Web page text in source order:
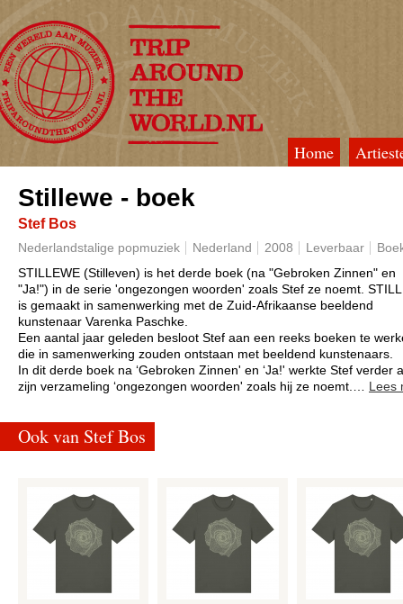
Home
Stillewe - boek
Stef Bos
Nederlandstalige popmuziek Nederland 2008 Leverbaar
STILLEWE (Stilleven) is het derde boek (na "Gebroken Zinnen" en
"Ja!") in de serie 'ongezongen woorden' zoals Stef ze noemt.
is gemaakt in samenwerking met de Zuid-Afrikaanse beeldend
kunstenaar Varenka Paschke.
Een aantal jaar geleden besloot Stef aan een reeks boeken te
die in samenwerking zouden ontstaan met beeldend kunstenaars.
In dit derde boek na ‘Gebroken Zinnen' en ‘Ja!' werkte Stef verder
zijn verzameling ‘ongezongen woorden' zoals hij ze noemt.… Lees
Ook van Stef Bos